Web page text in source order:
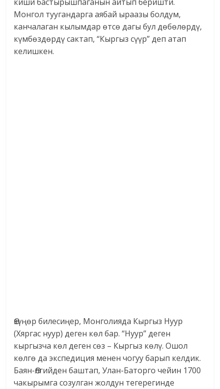
Монгол туугандарга аябай ыраазы болдум,
канчалаган кылымдар өтсө дагы бул дөбөлөрдү,
күмбөздөрдү сактап, “Кыргыз сүүр” деп атап
келишкен.
Өзүңөр билесиңер, Монголияда Кыргыз Нуур
(Хяргас нуур) деген көл бар. “Нуур” деген
кыргызча көл деген сөз – Кыргыз көлү. Ошол
көлгө да экспедиция менен чогуу барып келдик.
Баян-Өлгийден баштап, Улан-Баторго чейин 1700
чакырымга созулган жолдун тегерегинде